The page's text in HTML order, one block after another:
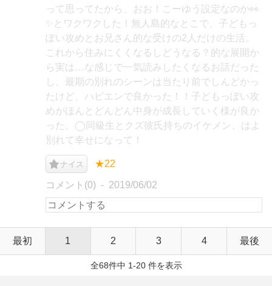
って思ってたから、おお！こーゆう設定なのか👀
✨とワクワクした！無人島的なとこで、子どもっ
ぽい攻めとお兄さん的な受けの2人だけの生活。
これから住みにくくなるしどうなる？的な展開か
ら実は…な感じで一気読みしたくなるお話だった
し、最期の別れのシーンは当たり前でしんどかっ
たけど、ハピエンで良かった！！子どもっぽい攻
めがほんとどんどん中身が成長していく様が良か
った。◯同級生とクズ彼氏持ちのイケメン、はよ
別れて幸せになって！
ナイス ★22
コメント(0) 2019/06/02
最初 1 2 3 4 最後
全68件中 1-20 件を表示